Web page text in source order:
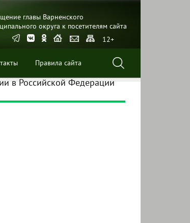
главы Варненского
округа к посетителям сайта
12+
Правила сайта
в Российской Федерации